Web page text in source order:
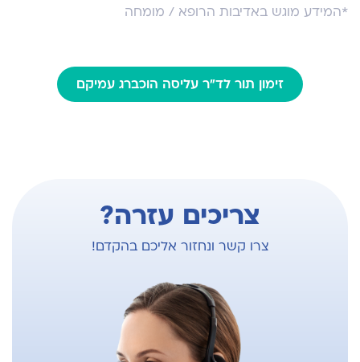
החברה הישראלית לאולטרה-סאונד במיילדות
האיגוד הישראלי למיילדות וגניקולוגיה
*המידע מוגש באדיבות הרופא / מומחה
זימון תור לד"ר עליסה הוכברג עמיקם
צריכים עזרה?
צרו קשר ונחזור אליכם בהקדם!